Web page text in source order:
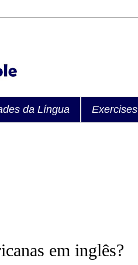
da Língua Exercises
em inglês?